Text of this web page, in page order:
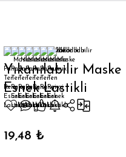
Yıkanılabilir
Esnek Lastikli
19,48 ₺